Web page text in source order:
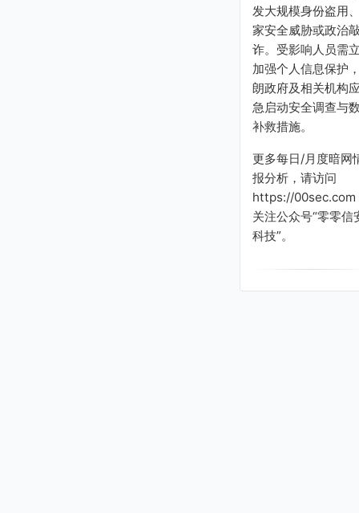
发大规模身份盗用
家安全威胁或政治
诈。受影响人员需
加强个人信息保护
朗政府及相关机构
急启动安全调查与
补救措施。
更多每日/月度暗网
报分析，请访问
https://00sec.com
关注公众号“零零信
科技”。